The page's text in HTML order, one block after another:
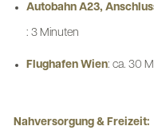
Autobahn A23,
: 3 Minuten
Flughafen Wien: ca. 30
Nahversorgung & Freizeit: